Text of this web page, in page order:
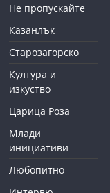
Не пропускайте
Казанлък
Старозагорско
Култура и
изкуство
Царица Роза
Млади
инициативи
Любопитно